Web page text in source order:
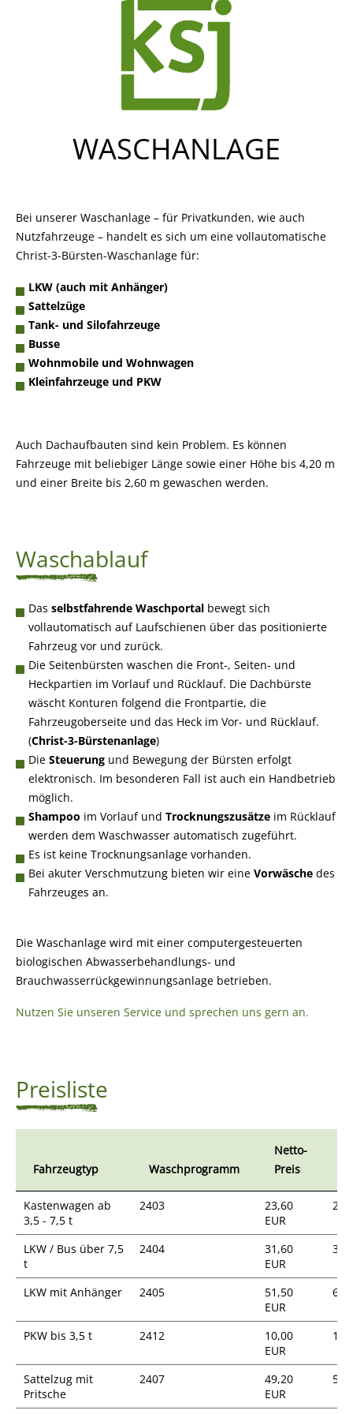
WASCHANLAGE
Bei unserer Waschanlage – für Privatkunden, wie auch
Nutzfahrzeuge – handelt es sich um eine vollautomatische
Christ-3-Bürsten-Waschanlage für:
LKW (auch mit Anhänger)
Sattelzüge
Tank- und Silofahrzeuge
Busse
Wohnmobile und Wohnwagen
Kleinfahrzeuge und PKW
Auch Dachaufbauten sind kein Problem. Es können
Fahrzeuge mit beliebiger Länge sowie einer Höhe bis 4,20 m
und einer Breite bis 2,60 m gewaschen werden.
Waschablauf
Das selbstfahrende Waschportal bewegt sich
vollautomatisch auf Laufschienen über das positionierte
Fahrzeug vor und zurück.
Die Seitenbürsten waschen die Front-, Seiten- und
Heckpartien im Vorlauf und Rücklauf. Die Dachbürste
wäscht Konturen folgend die Frontpartie, die
Fahrzeugoberseite und das Heck im Vor- und Rücklauf.
(Christ-3-Bürstenanlage)
Die Steuerung und Bewegung der Bürsten erfolgt
elektronisch. Im besonderen Fall ist auch ein Handbetrieb
möglich.
Shampoo im Vorlauf und Trocknungszusätze im Rücklauf
werden dem Waschwasser automatisch zugeführt.
Es ist keine Trocknungsanlage vorhanden.
Bei akuter Verschmutzung bieten wir eine Vorwäsche des
Fahrzeuges an.
Die Waschanlage wird mit einer computergesteuerten
biologischen Abwasserbehandlungs- und
Brauchwasserrückgewinnungsanlage betrieben.
Nutzen Sie unseren Service und sprechen uns gern an.
Preisliste
Fahrzeugtyp Waschprogramm
Netto-
Preis
Kastenwagen ab
3,5 - 7,5 t
2403
23,60
EUR
LKW / Bus über 7,5
t
2404
31,60
EUR
LKW mit Anhänger 2405
51,50
EUR
PKW bis 3,5 t 2412
10,00
EUR
Sattelzug mit
Pritsche
2407
49,20
EUR